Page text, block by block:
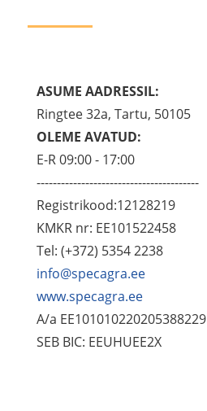
ASUME AADRESSIL:
Ringtee 32a, Tartu, 50105
OLEME AVATUD:
E-R 09:00 - 17:00
----------------------------------------
Registrikood:12128219
KMKR nr: EE101522458
Tel: (+372) 5354 2238
info@specagra.ee
www.specagra.ee
A/a EE101010220205388229
SEB BIC: EEUHUEE2X